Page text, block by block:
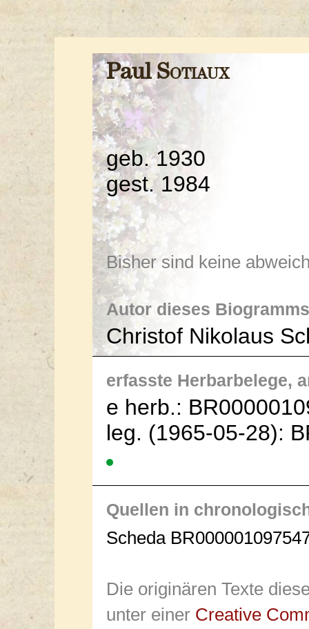
PaulSotiaux
geb. 1930
gest. 1984
Bisher sind keine
Autor dieses
Christof Nikolaus
erfasste Herbarbelege,
e herb.:
leg. (1965-05-28):
Quellen in
Scheda
Die originären Texte
unter einer Creative